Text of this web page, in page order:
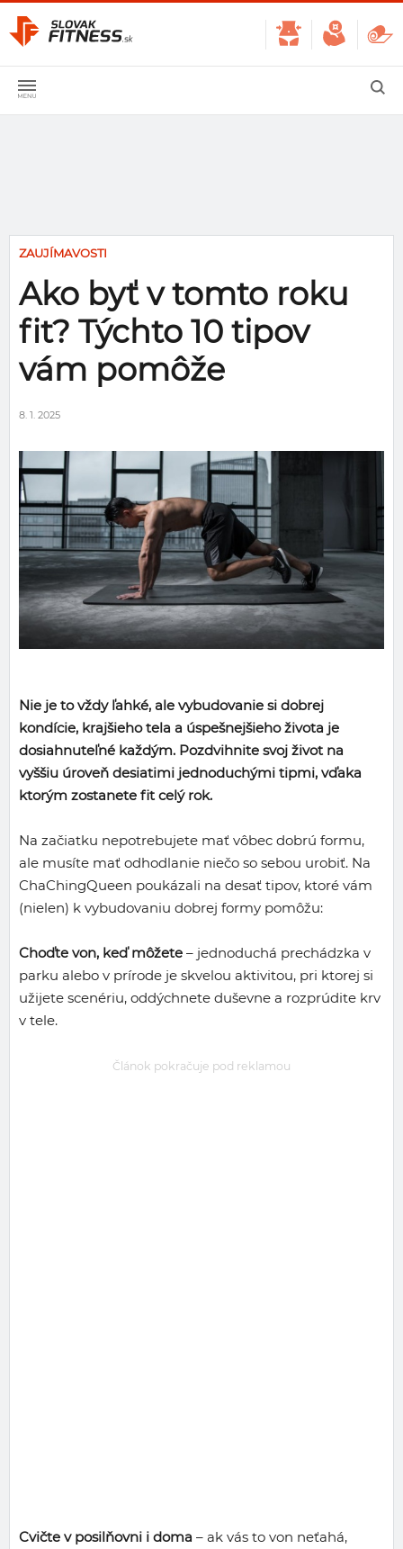
ZAUJÍMAVOSTI
Ako byť v tomto roku
fit? Týchto 10 tipov
vám pomôže
8. 1. 2025
Nie je to vždy ľahké, ale vybudovanie si dobrej
kondície, krajšieho tela a úspešnejšieho života je
dosiahnuteľné každým. Pozdvihnite svoj život na
vyššiu úroveň desiatimi jednoduchými tipmi, vďaka
ktorým zostanete fit celý rok.
Na začiatku nepotrebujete mať vôbec dobrú formu,
ale musíte mať odhodlanie niečo so sebou urobiť. Na
ChaChingQueen poukázali na desať tipov, ktoré vám
(nielen) k vybudovaniu dobrej formy pomôžu:
Choďte von, keď môžete – jednoduchá prechádzka v
parku alebo v prírode je skvelou aktivitou, pri ktorej si
užijete scenériu, oddýchnete duševne a rozprúdite krv
v tele.
Článok pokračuje pod reklamou
Cvičte v posilňovni i doma – ak vás to von neťahá,